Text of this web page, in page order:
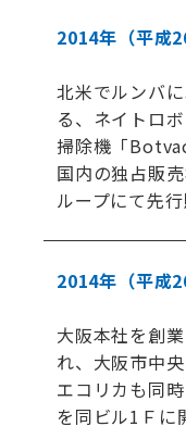
2014年 （平成
北米でルンバ
る、ネイトロ
掃除機「
国内の独占販
ループにて先
2014年 （平成
大阪本社を創
れ、大阪市中
エコリカも同
を同ビル1Ｆに